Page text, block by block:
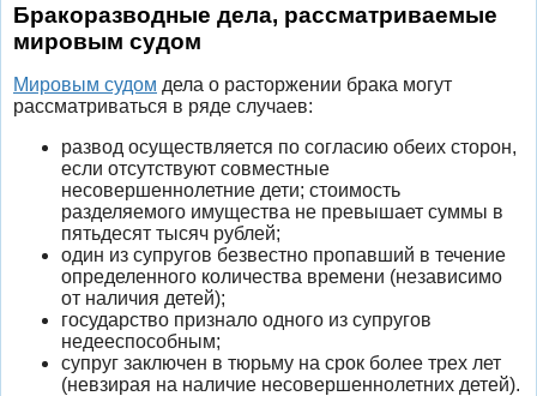
Бракоразводные дела, рассматриваемые
мировым судом
Мировым судом дела о расторжении брака могут
рассматриваться в ряде случаев:
развод осуществляется по согласию обеих сторон,
если отсутствуют совместные
несовершеннолетние дети; стоимость
разделяемого имущества не превышает суммы в
пятьдесят тысяч рублей;
один из супругов безвестно пропавший в течение
определенного количества времени (независимо
от наличия детей);
государство признало одного из супругов
недееспособным;
супруг заключен в тюрьму на срок более трех лет
(невзирая на наличие несовершеннолетних детей).